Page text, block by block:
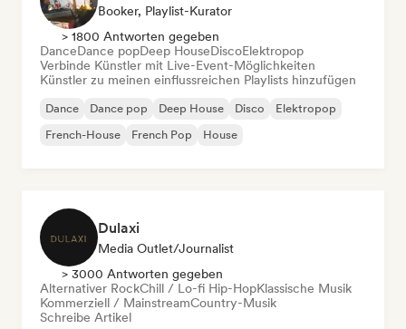
Booker, Playlist-Kurator
> 1800 Antworten gegeben
DanceDance popDeep HouseDiscoElektropop
Verbinde Künstler mit Live-Event-Möglichkeiten
Künstler zu meinen einflussreichen Playlists hinzufügen
Dance Dance pop Deep House Disco
Elektropop
French-House
French Pop House
Dulaxi
Media Outlet/Journalist
> 3000 Antworten gegeben
Alternativer RockChill / Lo-fi Hip-HopKlassische Musik
Kommerziell / MainstreamCountry-Musik
Schreibe Artikel